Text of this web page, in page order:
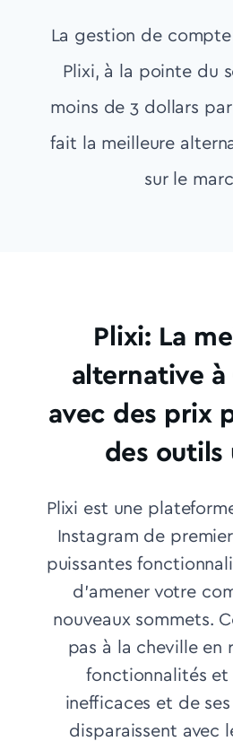
La gestion de
Plixi, à la pointe du
moins de 3 dollars
fait la meilleure
sur le
Plixi: La
alternative à
avec des prix
des outils
Plixi est une
Instagram de
puissantes
d'amener votre
nouveaux sommets.
pas à la cheville en
fonctionnalités et
inefficaces et de
disparaissent avec